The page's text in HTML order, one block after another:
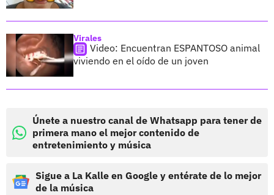
Virales
Video: Encuentran ESPANTOSO animal
viviendo en el oído de un joven
Únete a nuestro canal de Whatsapp para tener de
primera mano el mejor contenido de
entretenimiento y música
Sigue a La Kalle en Google y entérate de lo mejor
de la música